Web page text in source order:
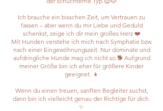
Ich brauche ein bisschen Zeit, um Vertrauen zu
fassen – aber wenn du mir Liebe und Geduld
schenkst, zeige ich dir mein großes Herz ❤️
Mit Hunden verstehe ich mich nach Symphatie bzw.
nach einer Eingewöhnungszeit. Nur dominate und
aufdringliche Hunde mag ich nicht so.🐕 Aufgrund
meiner Größe bin ich eher für größere Kinder
geeignet. 👧
Wenn du einen treuen, sanften Begleiter suchst,
dann bin ich vielleicht genau der Richtige für dich.
✨